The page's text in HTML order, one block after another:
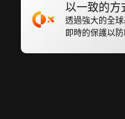
以一致的方
透過強大的全
即時的保護以